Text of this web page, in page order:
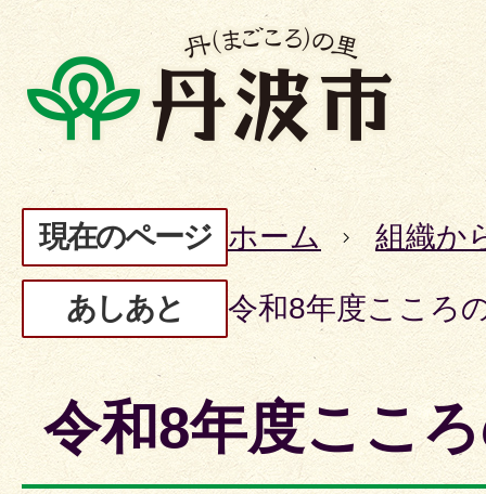
現在のページ ホーム 組織か
あしあと 令和8年度こころ
令和8年度ここ